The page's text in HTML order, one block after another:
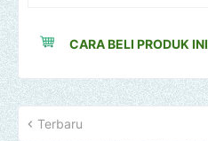
CARA BELI PRODUK INI
Terbaru